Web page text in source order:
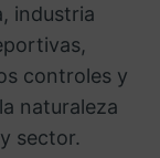
industria
controles y
naturaleza
sector.